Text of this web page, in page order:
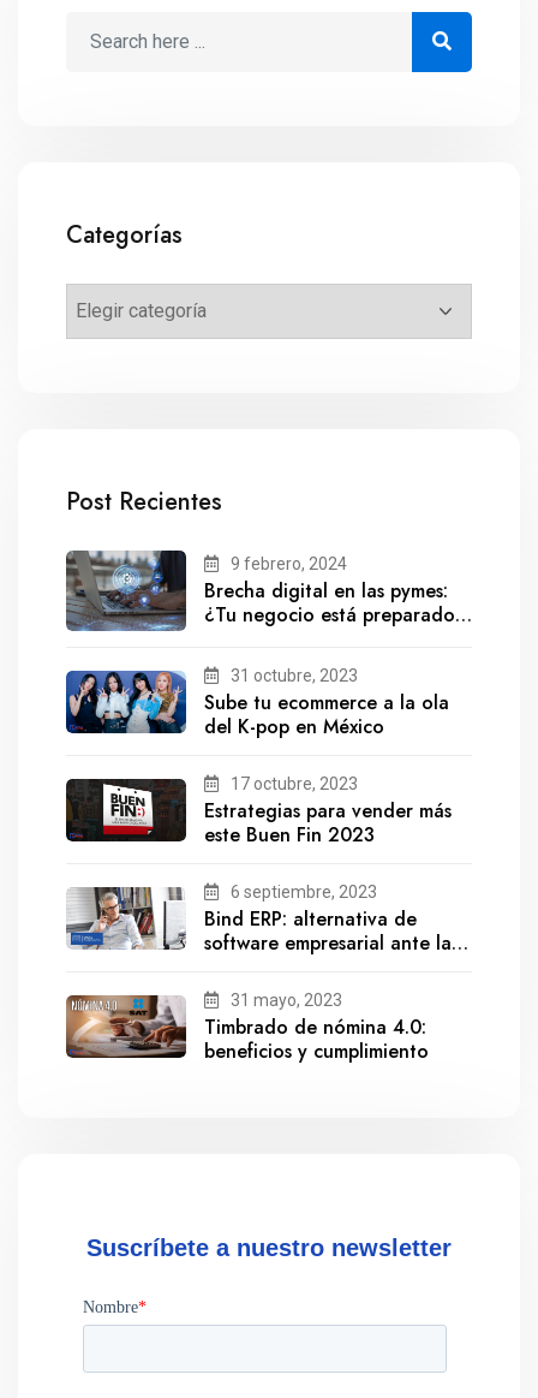
Categorías
Post Recientes
9 febrero, 2024
Brecha digital en las pymes:
¿Tu negocio está preparado
31 octubre, 2023
Sube tu ecommerce a la ola
del K-pop en México
17 octubre, 2023
Estrategias para vender más
este Buen Fin 2023
6 septiembre, 2023
Bind ERP: alternativa de
software empresarial ante la
31 mayo, 2023
Timbrado de nómina 4.0:
beneficios y cumplimiento
Suscríbete a nuestro newsletter